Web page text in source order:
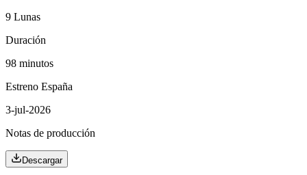
9 Lunas
Duración
98 minutos
Estreno España
3-jul-2026
Notas de producción
Descargar